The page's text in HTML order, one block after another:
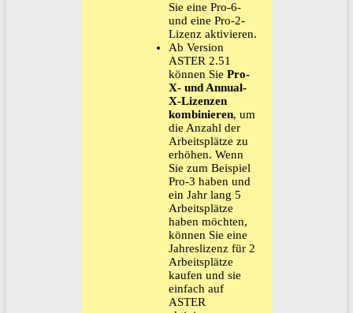
Sie eine Pro-6-
und eine Pro-2-
Lizenz aktivieren.
Ab Version
ASTER 2.51
können Sie Pro-
X- und Annual-
X-Lizenzen
kombinieren, um
die Anzahl der
Arbeitsplätze zu
erhöhen. Wenn
Sie zum Beispiel
Pro-3 haben und
ein Jahr lang 5
Arbeitsplätze
haben möchten,
können Sie eine
Jahreslizenz für 2
Arbeitsplätze
kaufen und sie
einfach auf
ASTER